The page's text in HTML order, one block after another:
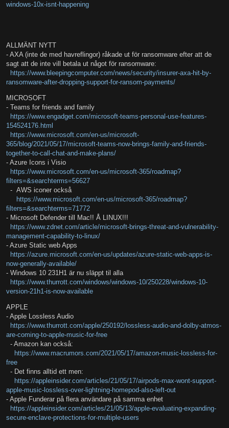
windows-10x-isnt-happening
ALLMÄNT NYTT
- AXA (inte de med havreflingor) råkade ut för ransomware efter att de
sagt att de inte vill betala ut något för ransomware:
https://www.bleepingcomputer.com/news/security/insurer-axa-hit-by-
ransomware-after-dropping-support-for-ransom-payments/
MICROSOFT
- Teams for friends and family
https://www.engadget.com/microsoft-teams-personal-use-features-
154524176.html
https://www.microsoft.com/en-us/microsoft-
365/blog/2021/05/17/microsoft-teams-now-brings-family-and-friends-
together-to-call-chat-and-make-plans/
- Azure Icons i Visio
https://www.microsoft.com/en-us/microsoft-365/roadmap?
filters=&searchterms=56627
- AWS iconer också
https://www.microsoft.com/en-us/microsoft-365/roadmap?
filters=&searchterms=71772
- Microsoft Defender till Mac!! Å LINUX!!!
https://www.zdnet.com/article/microsoft-brings-threat-and-vulnerability-
management-capability-to-linux/
- Azure Static web Apps
https://azure.microsoft.com/en-us/updates/azure-static-web-apps-is-
now-generally-available/
- Windows 10 231H1 är nu släppt til alla
https://www.thurrott.com/windows/windows-10/250228/windows-10-
version-21h1-is-now-available
APPLE
- Apple Lossless Audio
https://www.thurrott.com/apple/250192/lossless-audio-and-dolby-atmos-
are-coming-to-apple-music-for-free
- Amazon kan också:
https://www.macrumors.com/2021/05/17/amazon-music-lossless-for-
free
- Det finns alltid ett men:
https://appleinsider.com/articles/21/05/17/airpods-max-wont-support-
apple-music-lossless-over-lightning-homepod-also-left-out
- Apple Funderar på flera användare på samma enhet
https://appleinsider.com/articles/21/05/13/apple-evaluating-expanding-
secure-enclave-protections-for-multiple-users